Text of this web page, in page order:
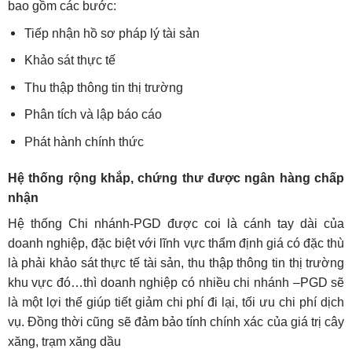
bao gồm các bước:
Tiếp nhận hồ sơ pháp lý tài sản
Khảo sát thực tế
Thu thập thông tin thị trường
Phân tích và lập báo cáo
Phát hành chính thức
Hệ thống rộng khắp, chứng thư được ngân hàng chấp
nhận
Hệ thống Chi nhánh-PGD được coi là cánh tay dài của
doanh nghiệp, đặc biệt với lĩnh vực thẩm định giá có đặc thù
là phải khảo sát thực tế tài sản, thu thập thông tin thị trường
khu vực đó…thì doanh nghiệp có nhiều chi nhánh –PGD sẽ
là một lợi thế giúp tiết giảm chi phí đi lại, tối ưu chi phí dịch
vụ. Đồng thời cũng sẽ đảm bảo tính chính xác của giá trị cây
xăng, trạm xăng dầu